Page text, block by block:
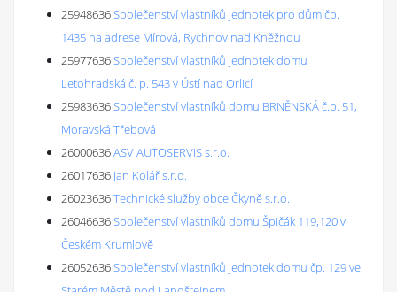
25948636Společenství vlastníků jednotek pro dům čp.
1435 na adrese Mírová, Rychnov nad Kněžnou
25977636Společenství vlastníků jednotek domu
Letohradská č. p. 543 v Ústí nad Orlicí
25983636Společenství vlastníků domu BRNĚNSKÁ č.p. 51,
Moravská Třebová
26000636ASV AUTOSERVIS s.r.o.
26017636 Jan Kolář s.r.o.
26023636Technické služby obce Čkyně s.r.o.
26046636Společenství vlastníků domu Špičák 119,120 v
Českém Krumlově
26052636Společenství vlastníků jednotek domu čp. 129 ve